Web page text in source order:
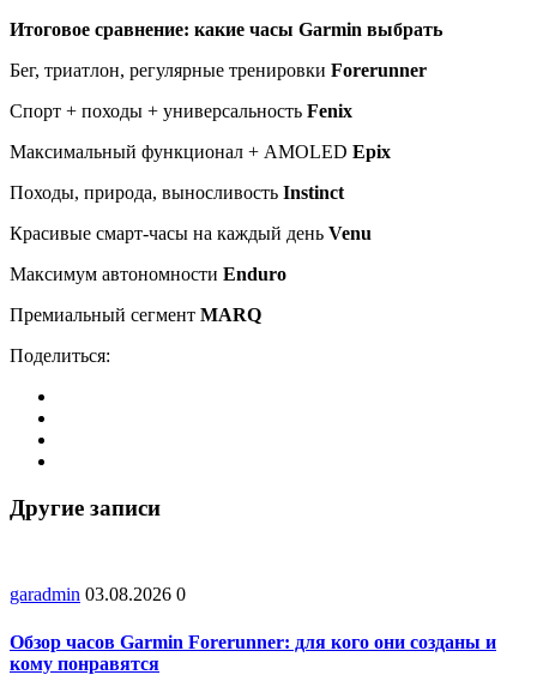
Итоговое сравнение: какие часы Garmin выбрать
Бег, триатлон, регулярные тренировки Forerunner
Спорт + походы + универсальность Fenix
Максимальный функционал + AMOLED Epix
Походы, природа, выносливость Instinct
Красивые смарт-часы на каждый день Venu
Максимум автономности Enduro
Премиальный сегмент MARQ
Поделиться:
Другие записи
garadmin 03.08.2026 0
Обзор часов Garmin Forerunner: для кого они созданы и
кому понравятся